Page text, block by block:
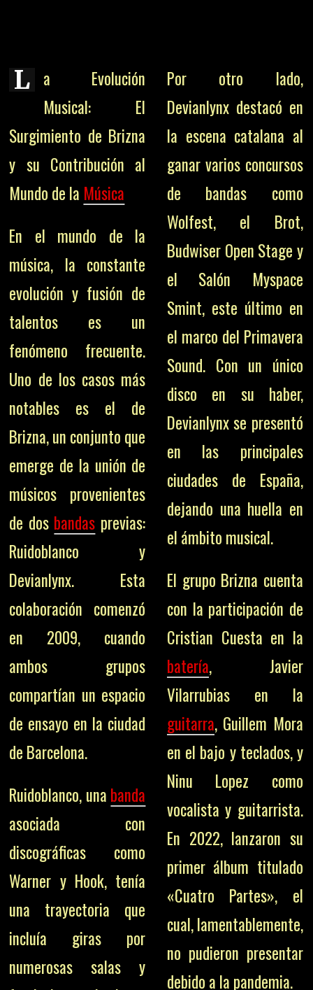
L a Evolución
Musical: El
Surgimiento de Brizna
y su Contribución al
Mundo de la Música
En el mundo de la
música, la constante
evolución y fusión de
talentos es un
fenómeno frecuente.
Uno de los casos más
notables es el de
Brizna, un conjunto que
emerge de la unión de
músicos provenientes
de dos bandas previas:
Ruidoblanco y
Devianlynx. Esta
colaboración comenzó
en 2009, cuando
ambos grupos
compartían un espacio
de ensayo en la ciudad
de Barcelona.
Ruidoblanco, una banda
asociada con
discográficas como
Warner y Hook, tenía
una trayectoria que
incluía giras por
numerosas salas y
Por otro lado,
Devianlynx destacó en
la escena catalana al
ganar varios concursos
de bandas como
Wolfest, el Brot,
Budwiser Open Stage y
el Salón Myspace
Smint, este último en
el marco del Primavera
Sound. Con un único
disco en su haber,
Devianlynx se presentó
en las principales
ciudades de España,
dejando una huella en
el ámbito musical.
El grupo Brizna cuenta
con la participación de
Cristian Cuesta en la
batería, Javier
Vilarrubias en la
guitarra, Guillem Mora
en el bajo y teclados, y
Ninu Lopez como
vocalista y guitarrista.
En 2022, lanzaron su
primer álbum titulado
«Cuatro Partes», el
cual, lamentablemente,
no pudieron presentar
debido a la pandemia.